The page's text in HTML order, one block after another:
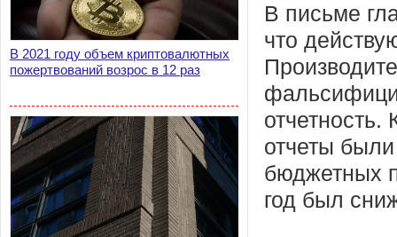
В 2021 году объем криптовалютных
пожертвований возрос в 12 раз
В письме
что
отчеты
бюджетных
год был